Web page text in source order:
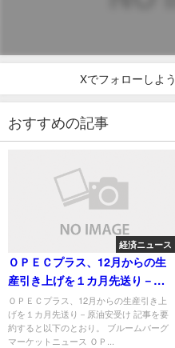
Xでフォローしよう
おすすめの記事
経済ニュース
ＯＰＥＣプラス、12月からの生
産引き上げを１カ月先送り－原
油安受け
ＯＰＥＣプラス、12月からの生産引き上
げを１カ月先送り－原油安受け 記事を要
約すると以下のとおり。 ブルームバーグ
マーケットニュース ＯＰ...